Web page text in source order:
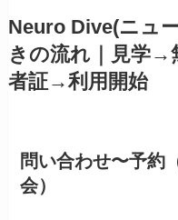
Neuro Dive(ニュ
きの流れ｜見学
者証→利用開始
問い合わせ〜予約
会）